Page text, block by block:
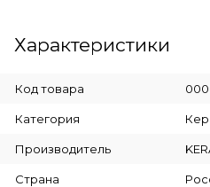
Характеристики
Код товара
Категория
Производитель
Страна